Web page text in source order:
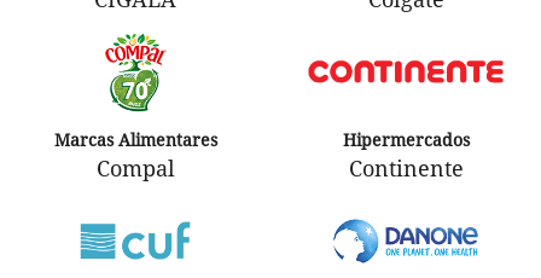
Marcas Alimentares
Compal
Hipermercados
Continente